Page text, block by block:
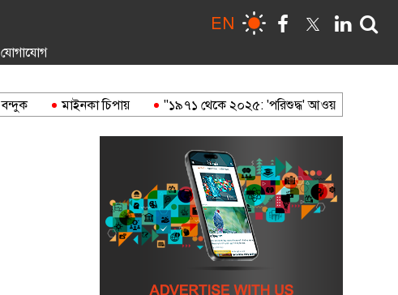
EN
যোগাযোগ
মাইনকা চিপায় "১৯৭১ থেকে ২০২৫: 'পরিশুদ্ধ' আওয়ামী লীগ থেকে